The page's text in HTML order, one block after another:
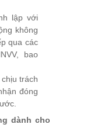
lập với
không
qua các
bao
trách
đóng
dành cho